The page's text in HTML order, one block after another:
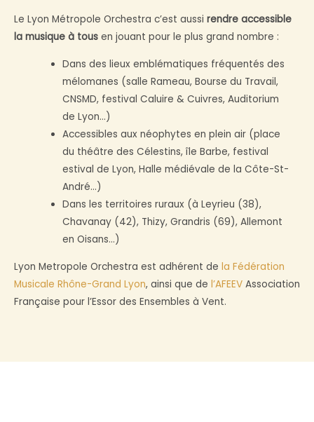
Le Lyon Métropole Orchestra c’est aussi rendre accessible
la musique à tous en jouant pour le plus grand nombre :
Dans des lieux emblématiques fréquentés des
mélomanes (salle Rameau, Bourse du Travail,
CNSMD, festival Caluire & Cuivres, Auditorium
de Lyon…)
Accessibles aux néophytes en plein air (place
du théâtre des Célestins, île Barbe, festival
estival de Lyon, Halle médiévale de la Côte-St-
André…)
Dans les territoires ruraux (à Leyrieu (38),
Chavanay (42), Thizy, Grandris (69), Allemont
en Oisans…)
Lyon Metropole Orchestra est adhérent de la Fédération
Musicale Rhône-Grand Lyon, ainsi que de l’AFEEV Association
Française pour l’Essor des Ensembles à Vent.